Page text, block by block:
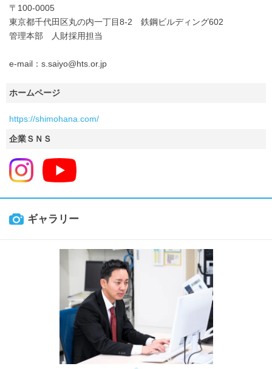
〒100-0005
東京都千代田区丸の内一丁目8-2 鉄鋼ビルディング602
管理本部 人財採用担当
e-mail：s.saiyo@hts.or.jp
ホームページ
https://shimohana.com/
企業ＳＮＳ
ギャラリー